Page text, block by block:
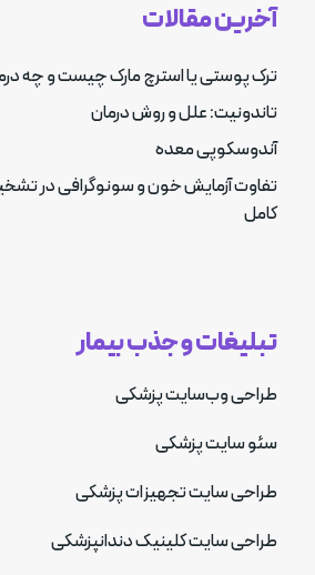
تبلیغات و جذب بیمار
طراحی وب‌سایت پزشکی
سئو سایت پزشکی
طراحی سایت تجهیزات پزشکی
طراحی سایت کلینیک دندانپزشکی
آخرین مقالات
ترک پوستی یا استرچ مارک چیست و چه
تاندونیت: علل و روش درمان
آندوسکوپی معده
تفاوت آزمایش خون و سونوگرافی در
کامل